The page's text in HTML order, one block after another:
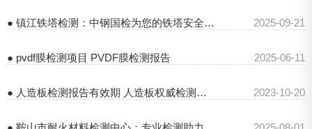
● 镇江铁塔检测：中钢国检为您的铁塔安全保驾护航 2025-09-21
● pvdf膜检测项目 PVDF膜检测报告 2025-06-11
● 人造板检测报告有效期 人造板权威检测机构 2023-10-20